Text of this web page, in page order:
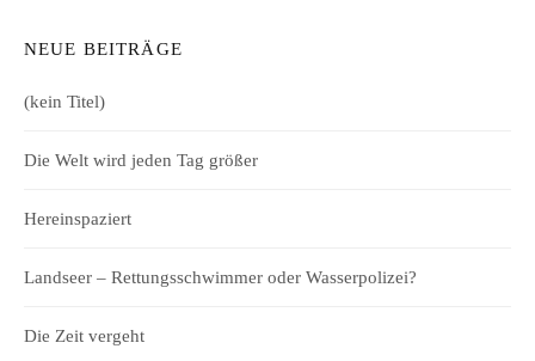
NEUE BEITRÄGE
(kein Titel)
Die Welt wird jeden Tag größer
Hereinspaziert
Landseer – Rettungsschwimmer oder Wasserpolizei?
Die Zeit vergeht